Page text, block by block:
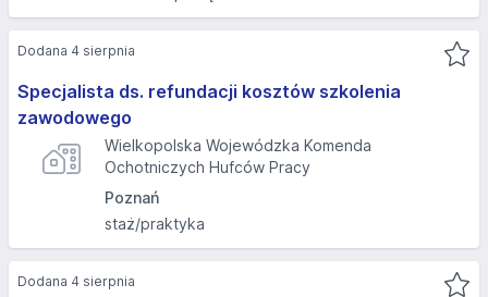
Specjalista ds. refundacji kosztów szkolenia
zawodowego
Wielkopolska Wojewódzka Komenda
Ochotniczych Hufców Pracy
Poznań
staż/praktyka
Dodana 4 sierpnia
Dodana 4 sierpnia